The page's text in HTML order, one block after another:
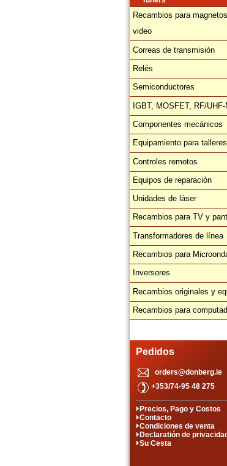
Recambios para
video
Correas de transmisión
Relés
Semiconductores
IGBT, MOSFET, RF/UHF-
Componentes mecánicos
Equipamiento para talleres
Controles remotos
Equipos de reparación
Unidades de láser
Recambios para TV y
Transformadores de línea
Recambios para
Inversores
Recambios originales y
Recambios para
Pedidos
orders@donberg.ie
+353/74-95 48 275
Precios, Pago y Costos
Contacto
Condiciones de venta
Declaratión de privacidad
Su Cesta